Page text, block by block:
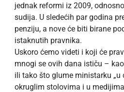
jednak reformi iz 2009,
sudija. U sledećih par godina
penziju, a nove će biti birane
istaknutih pravnika.
Uskoro ćemo videti i koji će
mnogi se ovih dana ističu –
ili tako što glume ministarku „u
okruglim stolovima i u